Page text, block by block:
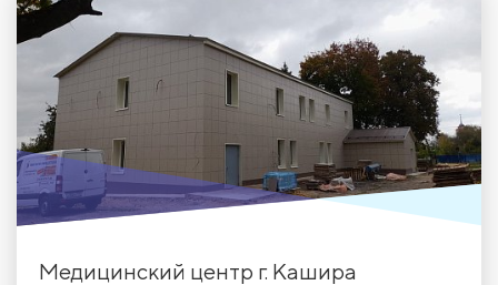
Медицинский центр г. Кашира